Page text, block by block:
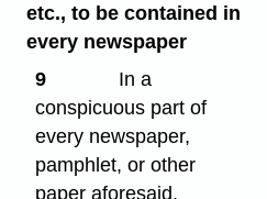
etc., to be contained in
every newspaper
9
In a
conspicuous part of
every newspaper,
pamphlet, or other
paper aforesaid,